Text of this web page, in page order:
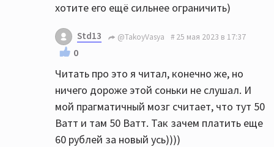
хотите его ещё сильнее ограничить)
Std13 @TakoyVasya 25 мая 2023 в 17:37
0
Читать про это я читал, конечно же, но
ничего дороже этой соньки не слушал. И
мой прагматичный мозг считает, что тут 50
Ватт и там 50 Ватт. Так зачем платить еще
60 рублей за новый усь))))